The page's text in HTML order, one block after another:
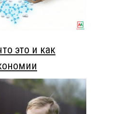
это и как